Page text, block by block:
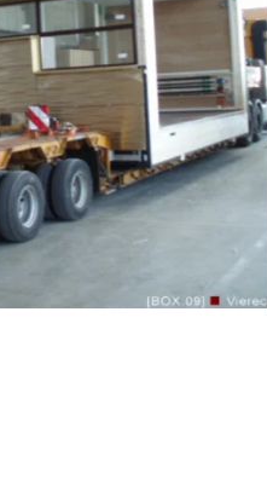
zoom +